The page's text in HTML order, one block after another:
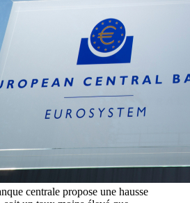
centrale propose une hausse